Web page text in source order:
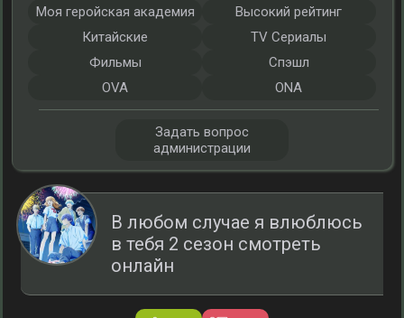
В любом случае я влюблюсь
в тебя 2 сезон смотреть
онлайн
Моя геройская академия
Высокий рейтинг
Китайские
TV Сериалы
Фильмы
Спэшл
OVA
ONA
Задать вопрос
администрации